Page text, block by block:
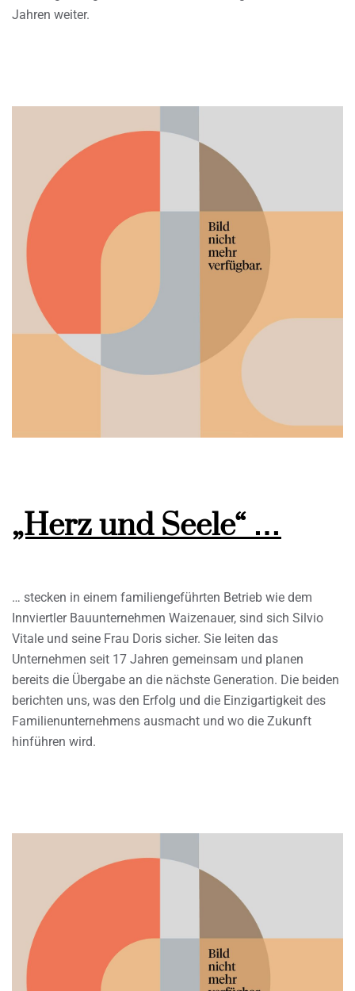
Jahren weiter.
„Herz und Seele“ …
… stecken in einem familiengeführten Betrieb wie dem
Innviertler Bauunternehmen Waizenauer, sind sich Silvio
Vitale und seine Frau Doris sicher. Sie leiten das
Unternehmen seit 17 Jahren gemeinsam und planen
bereits die Übergabe an die nächste Generation. Die beiden
berichten uns, was den Erfolg und die Einzigartigkeit des
Familienunternehmens ausmacht und wo die Zukunft
hinführen wird.